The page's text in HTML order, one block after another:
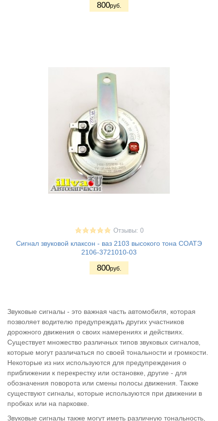
800руб.
Отзывы: 0
Сигнал звуковой клаксон - ваз 2103 высокого тона СОАТЭ
2106-3721010-03
800руб.
Звуковые сигналы - это важная часть автомобиля, которая
позволяет водителю предупреждать других участников
дорожного движения о своих намерениях и действиях.
Существует множество различных типов звуковых сигналов,
которые могут различаться по своей тональности и громкости.
Некоторые из них используются для предупреждения о
приближении к перекрестку или остановке, другие - для
обозначения поворота или смены полосы движения. Также
существуют сигналы, которые используются при движении в
пробках или на парковке.
Звуковые сигналы также могут иметь различную тональность,